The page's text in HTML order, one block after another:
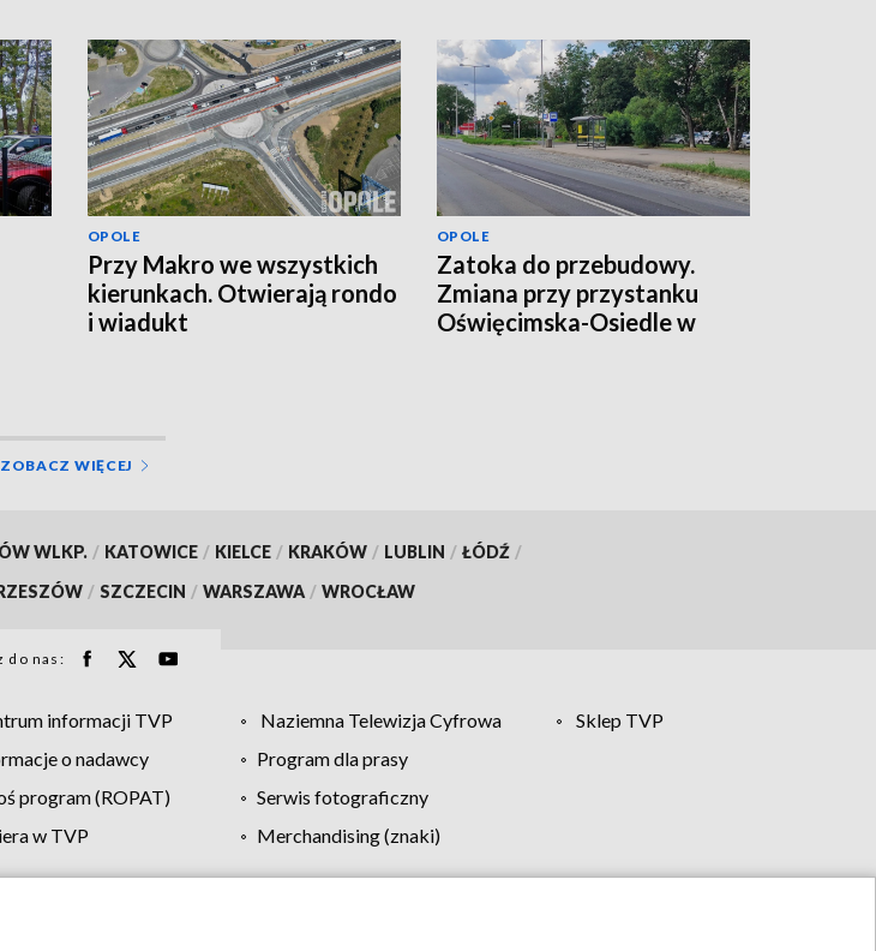
OPOLE
Przy Makro we wszystkich
kierunkach. Otwierają rondo
i wiadukt
OPOLE
Zatoka do przebudowy.
Zmiana przy przystanku
Oświęcimska-Osiedle w
ZOBACZ WIĘCEJ
WLKP. / KATOWICE / KIELCE / KRAKÓW / LUBLIN / ŁÓDŹ /
/ SZCZECIN / WARSZAWA / WROCŁAW
do nas:
informacji TVP Naziemna Telewizja Cyfrowa
Sklep TVP
o nadawcy
Program dla prasy
program (ROPAT)
Serwis fotograficzny
w TVP
Merchandising (znaki)